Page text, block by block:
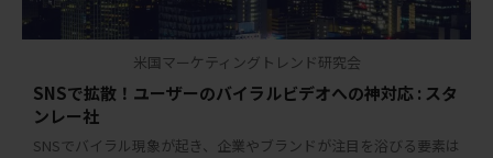
米国マーケティングトレンド研究会
SNSで拡散！ユーザーのバイラルビデオへの神対応 : スタ
ンレー社
SNSでバイラル現象が起き、企業やブランドが注目を浴びる要素は